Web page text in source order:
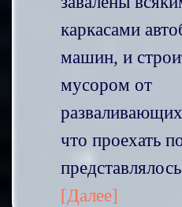
каркасами
машин, и
мусором от
что проехать
[Далее]